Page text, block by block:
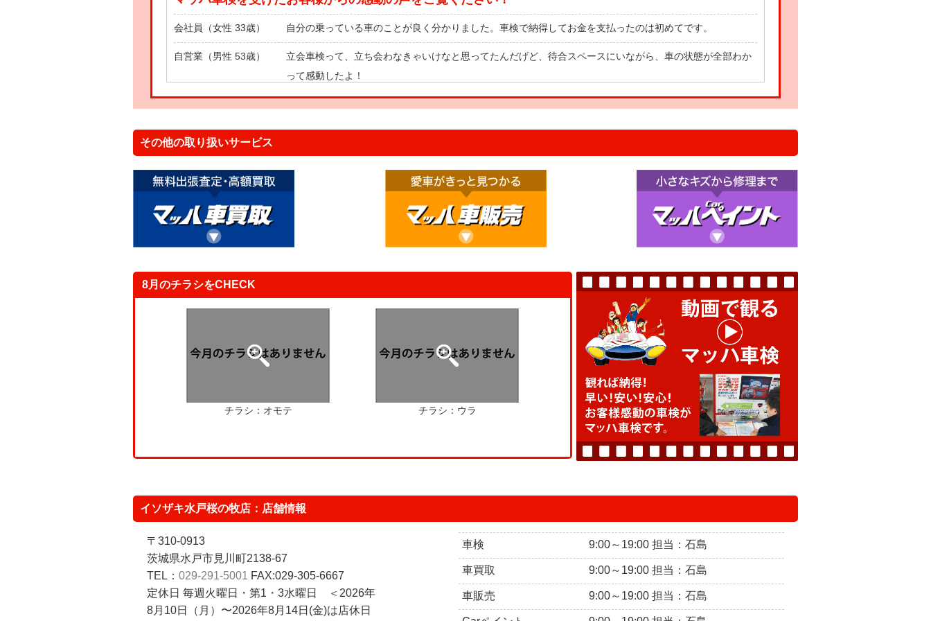
会社員（女性 33歳） 自分の乗っている車のことが良く分かりました。車検で納得してお金を支払ったのは初めてです。
自営業（男性 53歳）
立会車検って、立ち会わなきゃいけなと思ってたんだげど、待合スペースにいながら、車の状態が全部わか
って感動したよ！
その他の取り扱いサービス
8月のチラシをCHECK
チラシ：オモテ チラシ：ウラ
イソザキ水戸桜の牧店：店舗情報
〒310-0913
茨城県水戸市見川町2138-67
TEL： 029-291-5001 FAX:029-305-6667
定休日 毎週火曜日・第1・3水曜日 ＜2026年
8月10日（月）〜2026年8月14日(金)は店休日
車検 9:00～19:00 担当：石島
車買取 9:00～19:00 担当：石島
車販売 9:00～19:00 担当：石島